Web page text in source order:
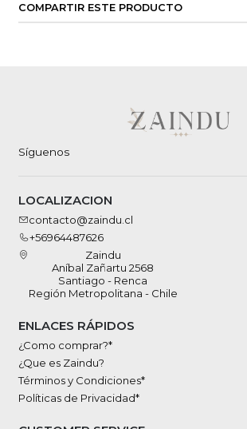
COMPARTIR ESTE PRODUCTO
Síguenos
LOCALIZACION
contacto@zaindu.cl
+56964487626
Zaindu
Aníbal Zañartu 2568
Santiago - Renca
Región Metropolitana - Chile
ENLACES RÁPIDOS
¿Como comprar?*
¿Que es Zaindu?
Términos y Condiciones*
Políticas de Privacidad*